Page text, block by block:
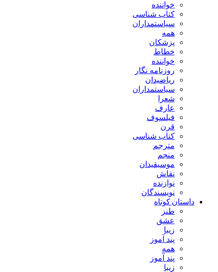
خواننده
کتاب شناسی
سیاستمداران
همه
پزشکان
خطاط
خواننده
روزنامه نگار
ریاضیدان
سیاستمداران
شعرا
عارف
فیلسوف
قرن
کتاب شناسی
مترجم
منجم
موسیقیدان
نقاش
نوازنده
نویسندگان
داستان کوتاه
طنز
عشق
زیبا
پند آموز
همه
پند آموز
زیبا